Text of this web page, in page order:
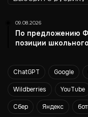
09.08.2026
По предложению
позиции
ChatGPT Google
Wildberries YouTube
Сбер Яндекс